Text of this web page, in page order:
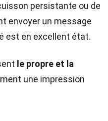
persistante ou de
envoyer un message
est en excellent état.
le propre et la
une impression